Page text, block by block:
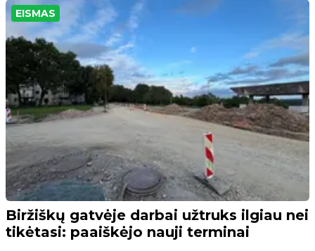
EISMAS
Biržiškų gatvėje darbai užtruks ilgiau nei
tikėtasi: paaiškėjo nauji terminai